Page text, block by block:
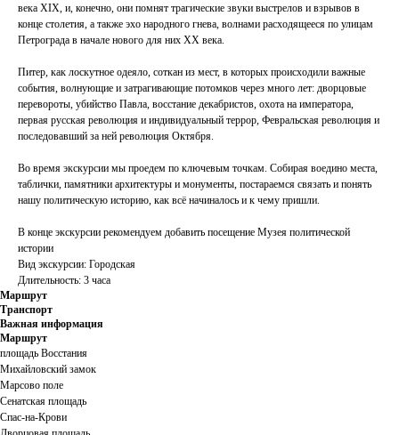
века XIX, и, конечно, они помнят трагические звуки выстрелов и взрывов в
конце столетия, а также эхо народного гнева, волнами расходящееся по улицам
Петрограда в начале нового для них XX века.
Питер, как лоскутное одеяло, соткан из мест, в которых происходили важные
события, волнующие и затрагивающие потомков через много лет: дворцовые
перевороты, убийство Павла, восстание декабристов, охота на императора,
первая русская революция и индивидуальный террор, Февральская революция и
последовавший за ней революция Октября.
Во время экскурсии мы проедем по ключевым точкам. Собирая воедино места,
таблички, памятники архитектуры и монументы, постараемся связать и понять
нашу политическую историю, как всё начиналось и к чему пришли.
В конце экскурсии рекомендуем добавить посещение Музея политической
истории
Вид экскурсии: Городская
Длительность: 3 часа
Маршрут
Транспорт
Важная информация
Маршрут
площадь Восстания
Михайловский замок
Марсово поле
Сенатская площадь
Спас-на-Крови